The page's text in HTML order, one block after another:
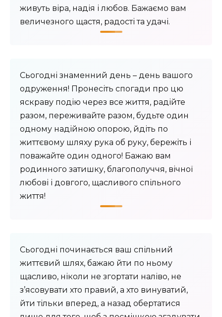
живуть віра, надія і любов. Бажаємо вам
величезного щастя, радості та удачі.
Сьогодні знаменний день – день вашого
одруження! Пронесіть спогади про цю
яскраву подію через все життя, радійте
разом, переживайте разом, будьте один
одному надійною опорою, йдіть по
життєвому шляху рука об руку, бережіть і
поважайте один одного! Бажаю вам
родинного затишку, благополуччя, вічної
любові і довгого, щасливого спільного
життя!
Сьогодні починається ваш спільний
життєвий шлях, бажаю йти по ньому
щасливо, ніколи не згортати наліво, не
з’ясовувати хто правий, а хто винуватий,
йти тільки вперед, а назад обертатися